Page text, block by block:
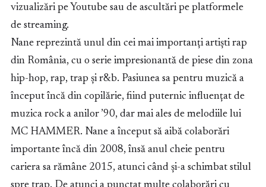
vizualizări pe Youtube sau de ascultări pe platformele
de streaming.
Nane reprezintă unul din cei mai importanți artiști rap
din România, cu o serie impresionantă de piese din zona
hip-hop, rap, trap și r&b. Pasiunea sa pentru muzică a
început încă din copilărie, fiind puternic influențat de
muzica rock a anilor ’90, dar mai ales de melodiile lui
MC HAMMER. Nane a început să aibă colaborări
importante încă din 2008, însă anul cheie pentru
cariera sa rămâne 2015, atunci când și-a schimbat stilul